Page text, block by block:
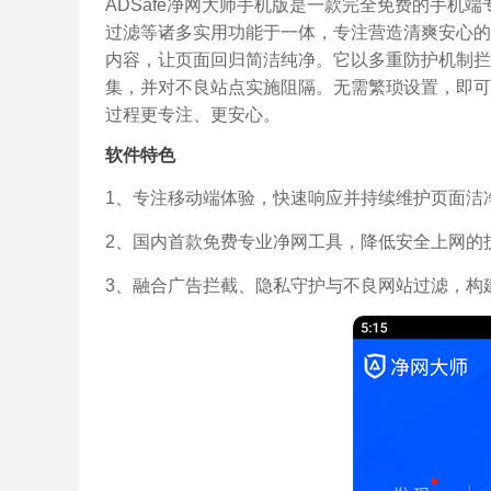
ADSafe净网大师手机版是一款完全免费的手机
过滤等诸多实用功能于一体，专注营造清爽安心
内容，让页面回归简洁纯净。它以多重防护机制
集，并对不良站点实施阻隔。无需繁琐设置，即
过程更专注、更安心。
软件特色
1、专注移动端体验，快速响应并持续维护页面洁
2、国内首款免费专业净网工具，降低安全上网的
3、融合广告拦截、隐私守护与不良网站过滤，构